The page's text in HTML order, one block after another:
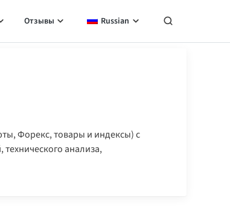
Отзывы Russian
Форекс, товары и индексы) с
анализа,